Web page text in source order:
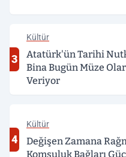
3
Kültür
Atatürk'ün Tarihi
Bina Bugün Müze
Veriyor
4
Kültür
Değişen Zamana
Komşuluk Bağları